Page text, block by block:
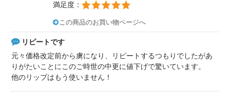
満足度：
この商品のお買い物ページへ
リピートです
元々価格改定前から虜になり、リピートするつもりでしたがあ
りがたいことにこのご時世の中更に値下げで驚いています。
他のリップはもう使いません！